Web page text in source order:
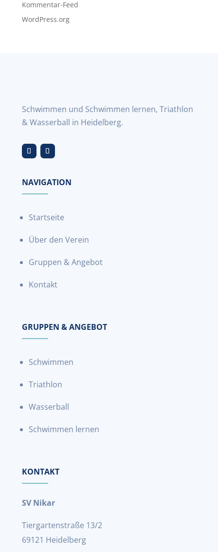
Kommentar-Feed
WordPress.org
Schwimmen und Schwimmen lernen, Triathlon
& Wasserball in Heidelberg.
NAVIGATION
Startseite
Über den Verein
Gruppen & Angebot
Kontakt
GRUPPEN & ANGEBOT
Schwimmen
Triathlon
Wasserball
Schwimmen lernen
KONTAKT
SV Nikar
Tiergartenstraße 13/2
69121 Heidelberg